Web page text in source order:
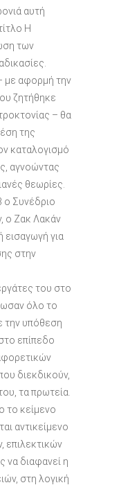
αυτή
Η
των
με αφορμή την
ζητήθηκε
– θα
της
καταλογισμό
αγνοώντας
θεωρίες.
ο Συνέδριο
ο Ζακ Λακάν
εισαγωγή για
στην
του στο
όλο το
την υπόθεση
επίπεδο
διεκδικούν,
τα πρωτεία.
το κείμενο
αντικείμενο
επιλεκτικών
να διαφανεί η
στη λογική